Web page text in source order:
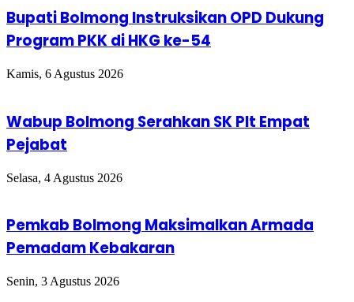
Bupati Bolmong Instruksikan OPD Dukung
Program PKK di HKG ke-54
Kamis, 6 Agustus 2026
Wabup Bolmong Serahkan SK Plt Empat
Pejabat
Selasa, 4 Agustus 2026
Pemkab Bolmong Maksimalkan Armada
Pemadam Kebakaran
Senin, 3 Agustus 2026